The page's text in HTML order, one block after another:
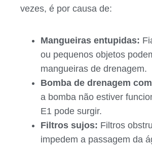
vezes, é por causa de:
Mangueiras entupidas:
ou pequenos objetos
mangueiras de drenagem.
Bomba de drenagem
a bomba não estiver
E1 pode surgir.
Filtros sujos: Filtros
impedem a passagem da